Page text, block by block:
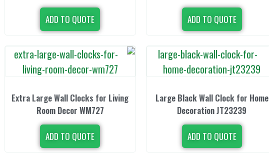
ADD TO QUOTE
ADD TO QUOTE
Large Black Wall Clock for Home
Decoration JT23239
ADD TO QUOTE
Extra Large Wall Clocks for Living
Room Decor WM727
ADD TO QUOTE